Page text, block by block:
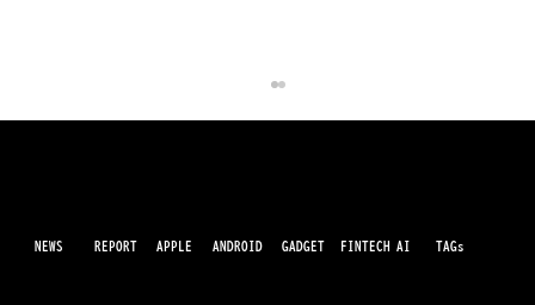
NEWS REPORT APPLE ANDROID GADGET FINTECH AI TAGs